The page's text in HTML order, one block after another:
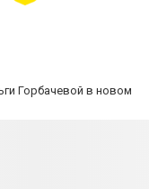
Горбачевой в новом